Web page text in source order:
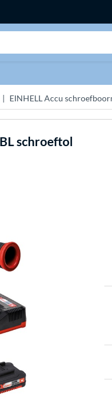
EINHELL Accu
schroeftol